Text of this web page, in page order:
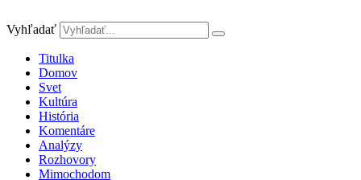
Vyhľadať
Titulka
Domov
Svet
Kultúra
História
Komentáre
Analýzy
Rozhovory
Mimochodom